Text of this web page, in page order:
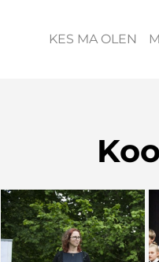
KES MA OLEN